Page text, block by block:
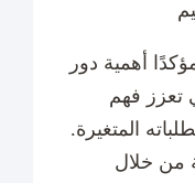
أهمية دور
تعزز فهم
المتغيرة.
من خلال